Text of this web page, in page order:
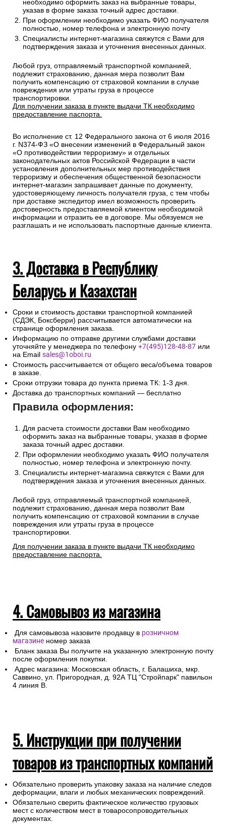
необходимо оформить заказ на выбранные товары,
указав в форме заказа точный адрес доставки.
При оформлении необходимо указать ФИО получателя
полностью, номер телефона и электронную почту
Специалисты интернет-магазина свяжутся с Вами для
подтверждения заказа и уточнения внесенных данных.
Любой груз, отправляемый транспортной компанией,
подлежит страхованию, данная мера позволит Вам
получить компенсацию от страховой компании в случае
повреждения или утраты груза в процессе
транспортировки.
Для получении заказа в пункте выдачи ТК необходимо
предоставление паспорта.
Во исполнение ст. 12 Федерального закона от 6 июля 2016
г. N374-ФЗ «О внесении изменений в Федеральный закон
«О противодействии терроризму» и отдельных
законодательных актов Российской Федерации в части
установления дополнительных мер противодействия
терроризму и обеспечения общественной безопасности
интернет-магазин запрашивает данные по документу,
удостоверяющему личность получателя груза, с тем чтобы
при доставке экспедитор имел возможность проверить
достоверность предоставляемой клиентом необходимой
информации и отразить ее в договоре. Мы обязуемся не
разглашать и не использовать паспортные данные клиента.
3. Доставка в Республику
Беларусь и Казахстан
Сроки и стоимость доставки транспортной компанией
(СДЭК, Боксберри) рассчитывается автоматически на
странице оформления заказа.
Информацию по отправке другими службами доставки
уточняйте у менеджера по телефону +7(495)128-48-87 или
на Email sales@1oboi.ru
Стоимость рассчитывается от общего веса/объема товаров
в заказе.
Сроки отгрузки товара до пункта приема ТК: 1-3 дня.
Доставка до транспортных компаний — бесплатно
Правила оформления:
Для расчета стоимости доставки Вам необходимо
оформить заказ на выбранные товары, указав в форме
заказа точный адрес доставки.
При оформлении необходимо указать ФИО получателя
полностью, номер телефона и электронную почту.
Специалисты интернет-магазина свяжутся с Вами для
подтверждения заказа и уточнения внесенных данных.
Любой груз, отправляемый транспортной компанией,
подлежит страхованию, данная мера позволит Вам
получить компенсацию от страховой компании в случае
повреждения или утраты груза в процессе
транспортировки.
Для получении заказа в пункте выдачи ТК необходимо
предоставление паспорта.
4. Самовывоз из магазина
Для самовывоза назовите продавцу в розничном
магазине номер заказа
Бланк заказа Вы получите на указанную электронную почту
после оформления покупки.
Адрес магазина: Московская область, г. Балашиха, мкр.
Саввино, ул. Пригородная, д. 92А ТЦ "Стройпарк" павильон
4 линия В.
5. Инструкции при получении
товаров из транспортных компаний
Обязательно проверить упаковку заказа на наличие следов
деформации, влаги и любых механических повреждений.
Обязательно сверить фактическое количество грузовых
мест с количеством мест в товаросопроводительных
документах.